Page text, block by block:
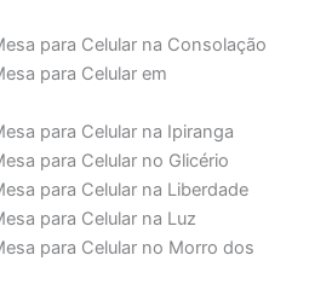
para Celular na Consolação
para Celular em
para Celular na Ipiranga
para Celular no Glicério
para Celular na Liberdade
para Celular na Luz
para Celular no Morro dos